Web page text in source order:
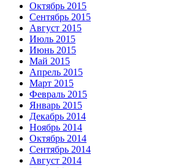
Октябрь 2015
Сентябрь 2015
Август 2015
Июль 2015
Июнь 2015
Май 2015
Апрель 2015
Март 2015
Февраль 2015
Январь 2015
Декабрь 2014
Ноябрь 2014
Октябрь 2014
Сентябрь 2014
Август 2014